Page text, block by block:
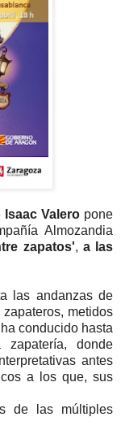
Valero pone
Almozandia
zapatos', a las
las andanzas de
metidos
conducido hasta
donde
antes
a los que, sus
de las múltiples